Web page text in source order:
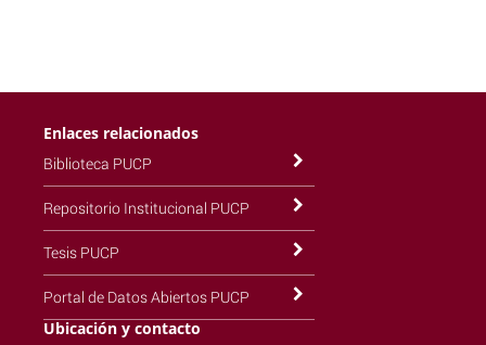
Enlaces relacionados
Biblioteca PUCP
Repositorio Institucional PUCP
Tesis PUCP
Portal de Datos Abiertos PUCP
Ubicación y contacto